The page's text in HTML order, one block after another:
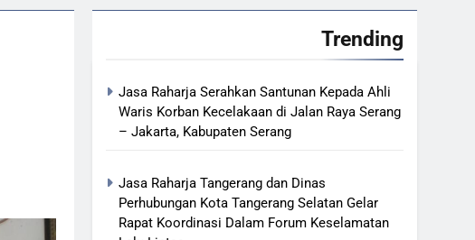
Trending
Jasa Raharja Serahkan Santunan Kepada Ahli
Waris Korban Kecelakaan di Jalan Raya Serang
– Jakarta, Kabupaten Serang
Jasa Raharja Tangerang dan Dinas
Perhubungan Kota Tangerang Selatan Gelar
Rapat Koordinasi Dalam Forum Keselamatan